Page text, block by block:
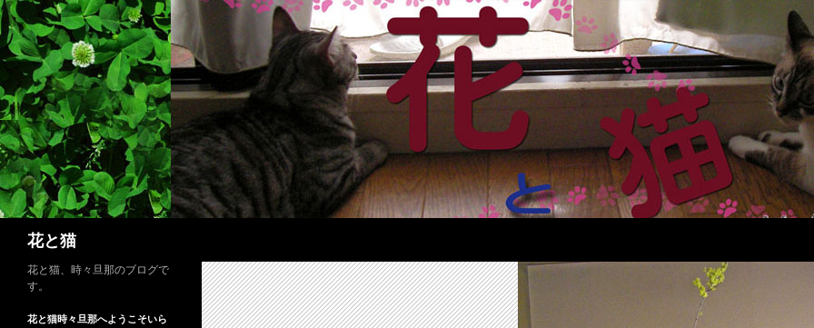
コ
ン
テ
ツ
へ
ス
キ
ッ
プ
花と猫
花と猫、時々旦那のブログで
す。
花と猫時々旦那へようこそいら